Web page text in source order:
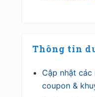
Thông tin
Cập nhật
coupon &